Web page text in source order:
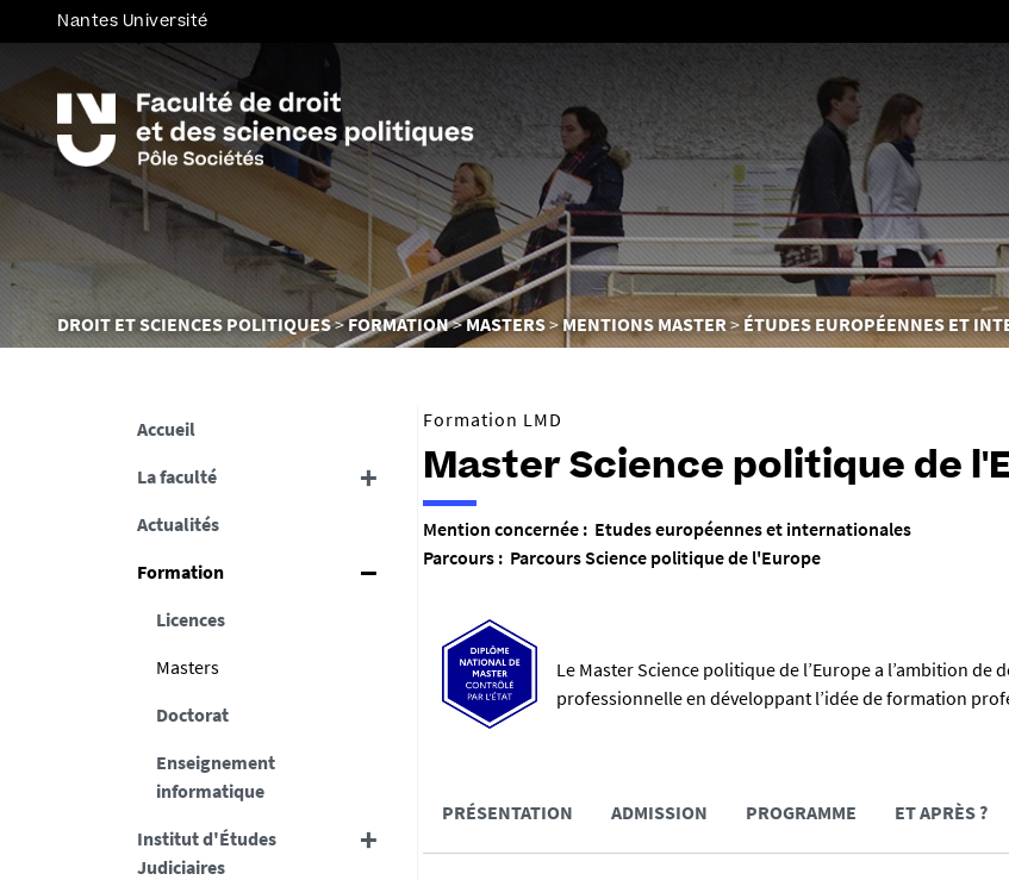
au
contenu
Nantes Université
Vous
êtes
DROIT ET SCIENCES POLITIQUES FORMATION MASTERS MENTIONS MASTER ÉTUDES EUROPÉENNES ET
Accueil
La faculté
Actualités
Formation
Licences
Masters
Doctorat
Enseignement
informatique
Institut d'Études
Judiciaires
Formation LMD
Master Science politique de
Mention concernée : Etudes européennes et internationales
Parcours : Parcours Science politique de l'Europe
R
é
m
é
Le Master Science politique de l’Europe a l’ambition
professionnelle en développant l’idée de formation
PRÉSENTATION ADMISSION PROGRAMME ET APRÈS ?